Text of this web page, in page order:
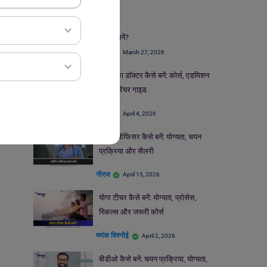
Careers
भारत में एक्साइज इंस्पेक्टर कैसे बनें?
March 27, 2026
आंखों का डॉक्टर कैसे बनें: कोर्स, एडमिशन
और करियर गाइड
April 4, 2026
नर्सिंग ऑफिसर कैसे बनें: योग्यता, चयन
प्रक्रिया और सैलरी
नीरज April 15, 2026
योगा टीचर कैसे बनें: योग्यता, प्रोसेस,
स्किल्स और जरूरी कोर्स
मयंक विश्नोई April 2, 2026
बीडीओ कैसे बनें: चयन प्रक्रिया, योग्यता,